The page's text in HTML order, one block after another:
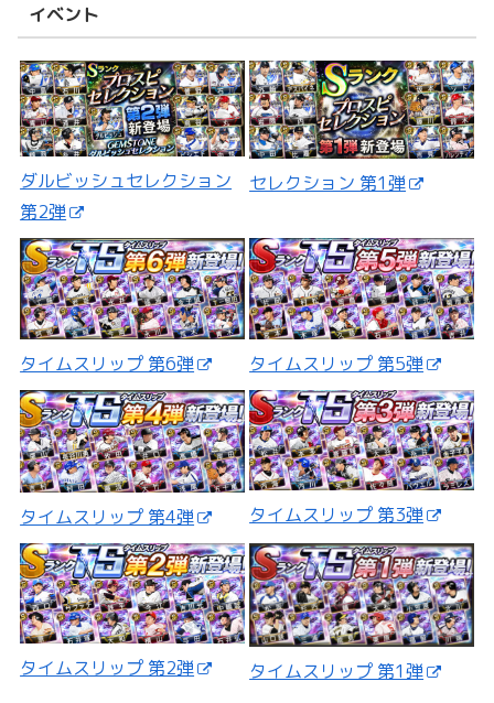
イベント
ダルビッシュセレクション
第2弾
セレクション 第1弾
タイムスリップ 第6弾 タイムスリップ 第5弾
タイムスリップ 第4弾 タイムスリップ 第3弾
タイムスリップ 第2弾
タイムスリップ 第1弾